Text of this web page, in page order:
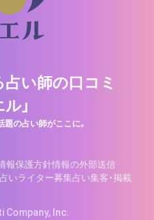
い師の口コミ
」
題の占い師がここに。
報保護方針情報の外部送信
占いライター募集占い集客・掲載
Inc.